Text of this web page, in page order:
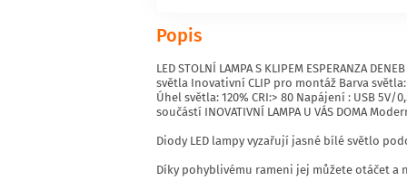
Popis
LED STOLNÍ LAMPA S KLIPEM ESPERANZA
světla Inovativní CLIP pro montáž Barva
Úhel světla: 120% CRI:> 80 Napájení : USB
součástí INOVATIVNÍ LAMPA U VÁS DOMA
Diody LED lampy vyzařují jasné bílé světlo
Díky pohyblivému rameni jej můžete otáčet